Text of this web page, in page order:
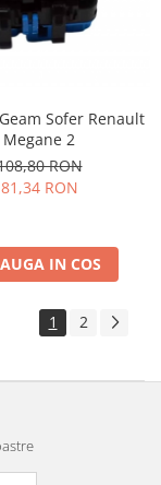
Sofer Renault
Megane 2
RON
81,34 RON
IN COS
1 2